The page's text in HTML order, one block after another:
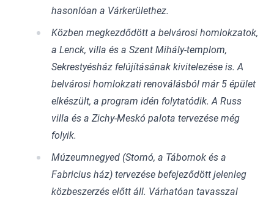
hasonlóan a Várkerülethez.
Közben megkezdődött a belvárosi homlokzatok,
a Lenck, villa és a Szent Mihály-templom,
Sekrestyésház felújításának kivitelezése is. A
belvárosi homlokzati renoválásból már 5 épület
elkészült, a program idén folytatódik. A Russ
villa és a Zichy-Meskó palota tervezése még
folyik.
Múzeumnegyed (Stornó, a Tábornok és a
Fabricius ház) tervezése befejeződött jelenleg
közbeszerzés előtt áll. Várhatóan tavasszal